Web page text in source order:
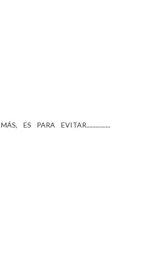
ES PARA EVITAR................